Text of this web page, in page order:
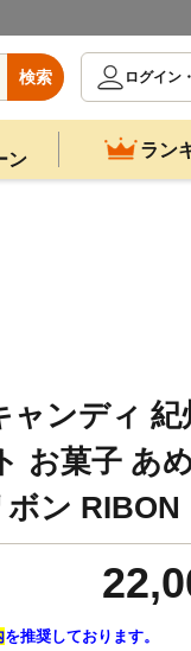
検索
ログイン
ン ラン
ンディ 紀
お菓子 あ
ン RIBON
を推奨しております。